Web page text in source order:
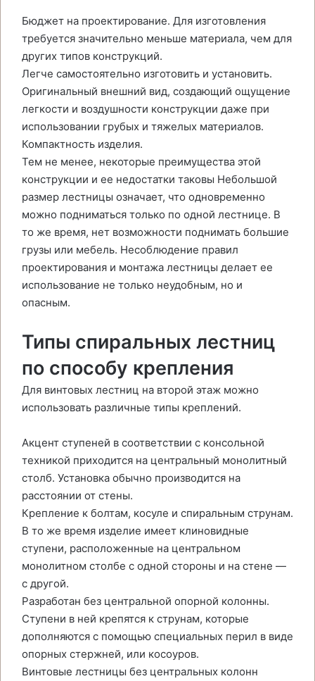
Бюджет на проектирование. Для изготовления
требуется значительно меньше материала, чем для
других типов конструкций.
Легче самостоятельно изготовить и установить.
Оригинальный внешний вид, создающий ощущение
легкости и воздушности конструкции даже при
использовании грубых и тяжелых материалов.
Компактность изделия.
Тем не менее, некоторые преимущества этой
конструкции и ее недостатки таковы Небольшой
размер лестницы означает, что одновременно
можно подниматься только по одной лестнице. В
то же время, нет возможности поднимать большие
грузы или мебель. Несоблюдение правил
проектирования и монтажа лестницы делает ее
использование не только неудобным, но и
опасным.
Типы спиральных лестниц
по способу крепления
Для винтовых лестниц на второй этаж можно
использовать различные типы креплений.
Акцент ступеней в соответствии с консольной
техникой приходится на центральный монолитный
столб. Установка обычно производится на
расстоянии от стены.
Крепление к болтам, косуле и спиральным струнам.
В то же время изделие имеет клиновидные
ступени, расположенные на центральном
монолитном столбе с одной стороны и на стене —
с другой.
Разработан без центральной опорной колонны.
Ступени в ней крепятся к струнам, которые
дополняются с помощью специальных перил в виде
опорных стержней, или косоуров.
Винтовые лестницы без центральных колонн